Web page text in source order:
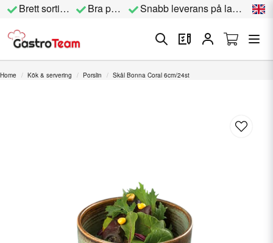
Brett sortiment Bra priser Snabb leverans på lagervara
Home Kök & servering Porslin Skål Bonna Coral 6cm/24st